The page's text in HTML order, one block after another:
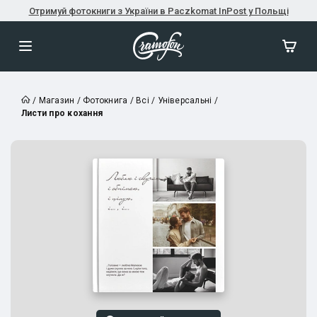
Отримуй фотокниги з України в Paczkomat InPost у Польщі
/ Магазин / Фотокнига / Всі / Універсальні /
Листи про кохання